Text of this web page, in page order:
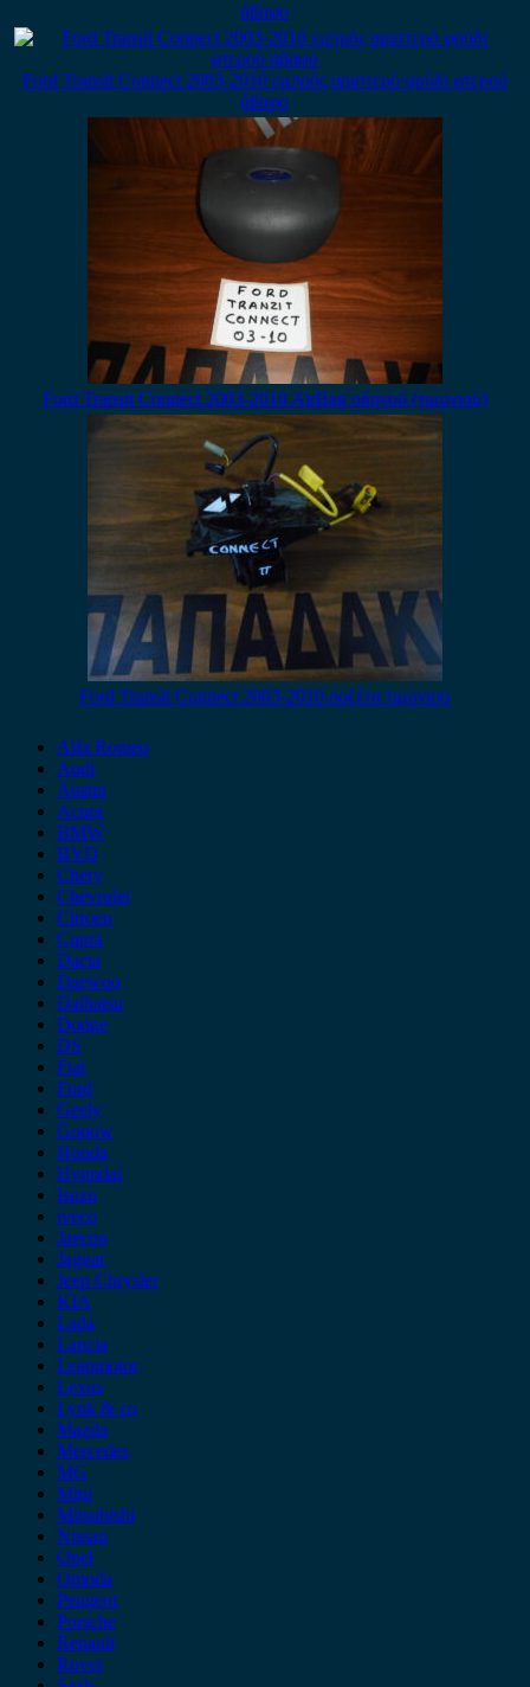
άβαφο
Ford Transit Connect 2003-2010 εμπρός αριστερό φρύδι φτερού
άβαφο
Ford Transit Connect 2003-2010 AirBag οδηγού (τιμονιού)
Ford Transit Connect 2003-2010 ροζέτα τιμονιού
Alfa Romeo
Audi
Austin
Acura
BMW
BYD
Chery
Chevrolet
Citroen
Cupra
Dacia
Daewoo
Daihatsu
Dodge
DS
Fiat
Ford
Geely
Gonow
Honda
Hyundai
Isuzu
iveco
Jaecoo
Jaguar
Jeep Chrysler
KIA
Lada
Lancia
Leapmotor
Lexus
Lynk & co
Mazda
Mercedes
MG
Mini
Mitsubishi
Nissan
Opel
Omoda
Peugeot
Porsche
Renault
Rover